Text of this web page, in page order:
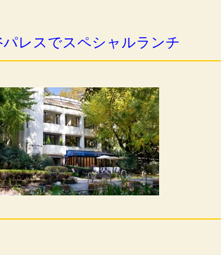
パレスでスペシャルランチ